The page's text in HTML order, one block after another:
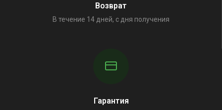
Возврат
В течение 14 дней, с дня получения
Гарантия